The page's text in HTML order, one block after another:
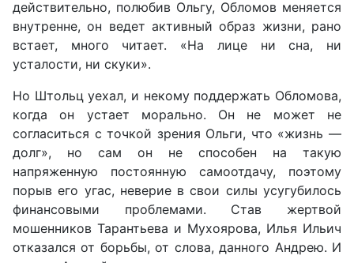
действительно, полюбив Ольгу, Обломов меняется
внутренне, он ведет активный образ жизни, рано
встает, много читает. «На лице ни сна, ни
усталости, ни скуки».
Но Штольц уехал, и некому поддержать Обломова,
когда он устает морально. Он не может не
согласиться с точкой зрения Ольги, что «жизнь —
долг», но сам он не способен на такую
напряженную постоянную самоотдачу, поэтому
порыв его угас, неверие в свои силы усугубилось
финансовыми проблемами. Став жертвой
мошенников Тарантьева и Мухоярова, Илья Ильич
отказался от борьбы, от слова, данного Андрею. И